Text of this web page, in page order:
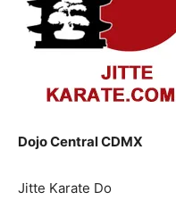
Dojo Central CDMX
Jitte Karate Do